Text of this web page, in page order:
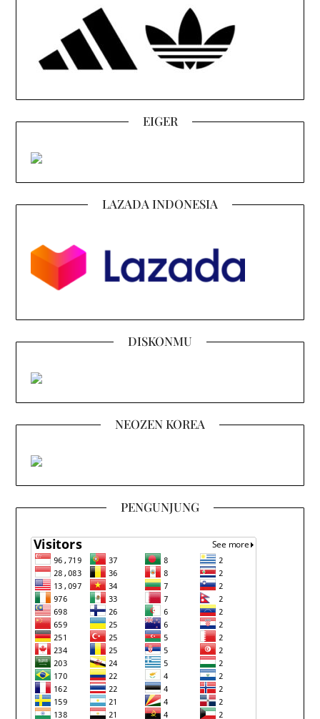
EIGER
LAZADA INDONESIA
DISKONMU
NEOZEN KOREA
PENGUNJUNG